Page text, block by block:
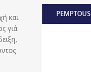
και
γιά